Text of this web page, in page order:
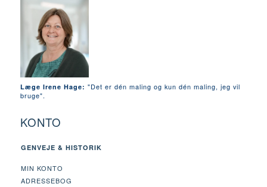
Læge Irene Hage: "Det er dén maling og kun dén maling, jeg vil
bruge".
KONTO
GENVEJE & HISTORIK
MIN KONTO
ADRESSEBOG